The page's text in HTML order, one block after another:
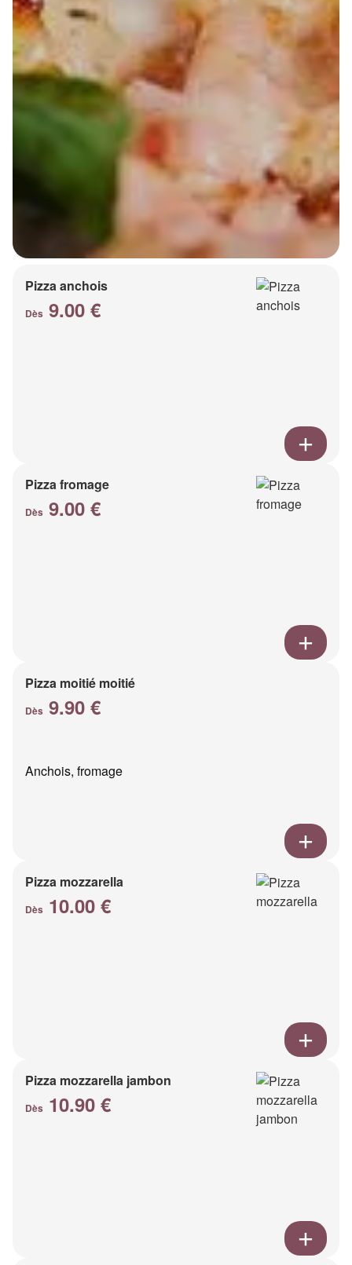
Pizza anchois
Dès 9.00 €
Pizza fromage
Dès 9.00 €
Pizza moitié moitié
Dès 9.90 €
Anchois, fromage
Pizza mozzarella
Dès 10.00 €
Pizza mozzarella jambon
Dès 10.90 €